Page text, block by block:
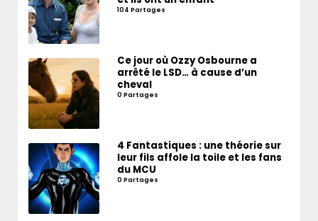
104 Partages
Ce jour où Ozzy Osbourne a
arrêté le LSD… à cause d’un
cheval
0 Partages
4 Fantastiques : une théorie sur
leur fils affole la toile et les fans
du MCU
0 Partages